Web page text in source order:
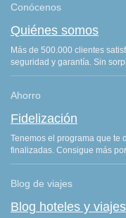
Conócenos
Quiénes somos
Más de 500.000 clientes
seguridad y garantía. Sin
Ahorro
Fidelización
Tenemos el programa que te
finalizadas. Consigue más
Blog de viajes
Blog hoteles y viajes